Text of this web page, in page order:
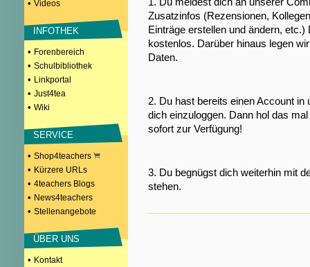
• Videos
INFOTHEK
• Forenbereich
• Schulbibliothek
• Linkportal
• Just4tea
• Wiki
SERVICE
• Shop4teachers
• Kürzere URLs
• 4teachers Blogs
• News4teachers
• Stellenangebote
ÜBER UNS
• Kontakt
Zusatzinfos (Rezensionen,
Einträge erstellen und ändern,
kostenlos. Darüber hinaus legen
Daten.
2. Du hast bereits einen Account
dich einzuloggen. Dann hol das
sofort zur Verfügung!
3. Du begnügst dich weiterhin mit
stehen.